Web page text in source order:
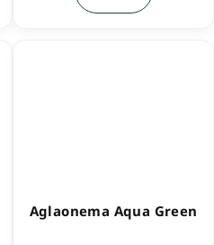
Aglaonema Aqua Green